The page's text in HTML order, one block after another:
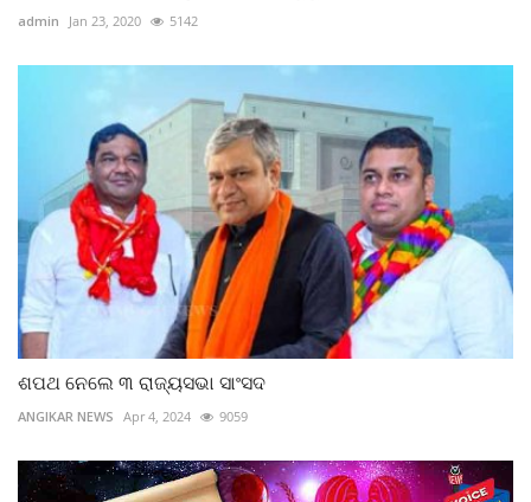
admin Jan 23, 2020 5142
ଶପଥ ନେଲେ ୩ ରାଜ୍ୟସଭା ସାଂସଦ
ANGIKAR NEWS Apr 4, 2024 9059